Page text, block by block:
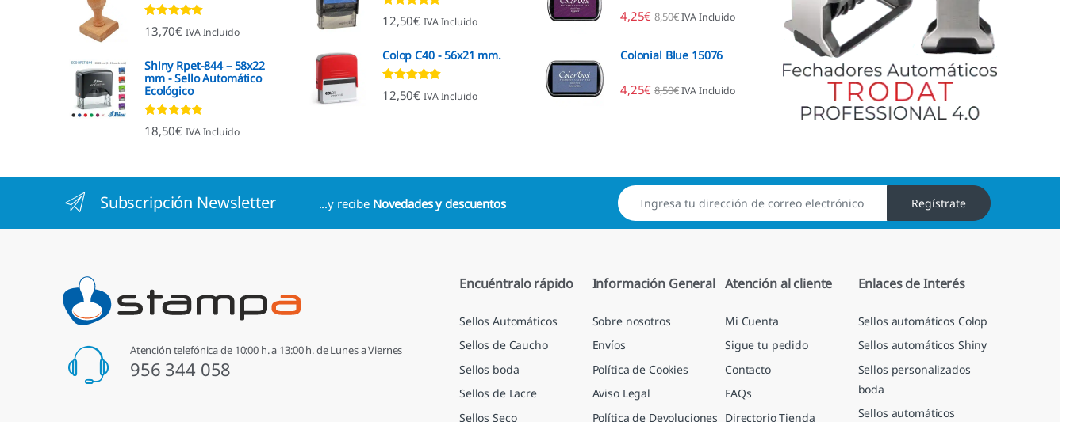
Valorado con
4.96de 5
13,70€ IVA Incluido
Shiny Rpet-844 – 58x22
mm - Sello Automático
Ecológico
Valorado con
4.96de 5
18,50€ IVA Incluido
Valorado con
4.96de 5
12,50€ IVA Incluido
Colop C40 - 56x21 mm.
Valorado con
4.88de 5
12,50€ IVA Incluido
4,25€ 8,50€ IVA Incluido
Colonial Blue 15076
4,25€ 8,50€ IVA Incluido
Subscripción Newsletter ...y recibe Novedades y descuentos Regístrate
Atención telefónica de 10:00 h. a 13:00 h. de Lunes a Viernes
956 344 058
Encuéntralo rápido
Sellos Automáticos
Sellos de Caucho
Sellos boda
Sellos de Lacre
Sellos Seco
Información General
Sobre nosotros
Envíos
Política de Cookies
Aviso Legal
Política de Devoluciones
Atención al cliente
Mi Cuenta
Sigue tu pedido
Contacto
FAQs
Directorio Tienda
Enlaces de Interés
Sellos automáticos Colop
Sellos automáticos Shiny
Sellos personalizados
boda
Sellos automáticos